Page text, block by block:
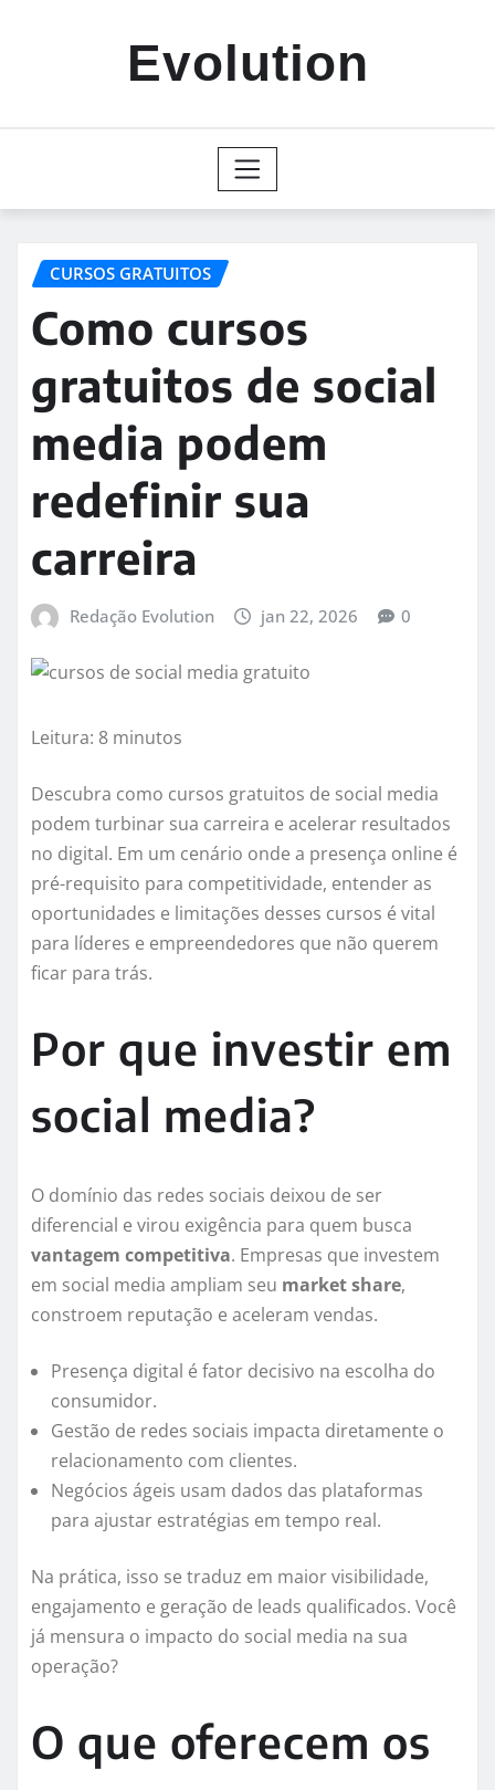
Evolution
CURSOS GRATUITOS
Como cursos
gratuitos de social
media podem
redefinir sua
carreira
Redação Evolution jan 22, 2026 0
Leitura: 8 minutos
Descubra como cursos gratuitos de social media
podem turbinar sua carreira e acelerar resultados
no digital. Em um cenário onde a presença online é
pré-requisito para competitividade, entender as
oportunidades e limitações desses cursos é vital
para líderes e empreendedores que não querem
ficar para trás.
Por que investir em
social media?
O domínio das redes sociais deixou de ser
diferencial e virou exigência para quem busca
vantagem competitiva. Empresas que investem
em social media ampliam seu market share,
constroem reputação e aceleram vendas.
Presença digital é fator decisivo na escolha do
consumidor.
Gestão de redes sociais impacta diretamente o
relacionamento com clientes.
Negócios ágeis usam dados das plataformas
para ajustar estratégias em tempo real.
Na prática, isso se traduz em maior visibilidade,
engajamento e geração de leads qualificados. Você
já mensura o impacto do social media na sua
operação?
O que oferecem os